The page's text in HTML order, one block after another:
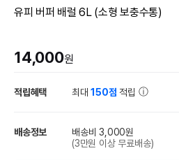
유피 버퍼 배럴 6L (소형 보충수통)
14,000원
적립혜택 최대150점 적립
배송정보
배송비 3,000원
(3만원 이상 무료배송)